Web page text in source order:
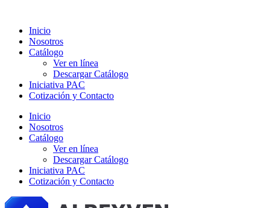
Inicio
Nosotros
Catálogo
Ver en línea
Descargar Catálogo
Iniciativa PAC
Cotización y Contacto
Inicio
Nosotros
Catálogo
Ver en línea
Descargar Catálogo
Iniciativa PAC
Cotización y Contacto